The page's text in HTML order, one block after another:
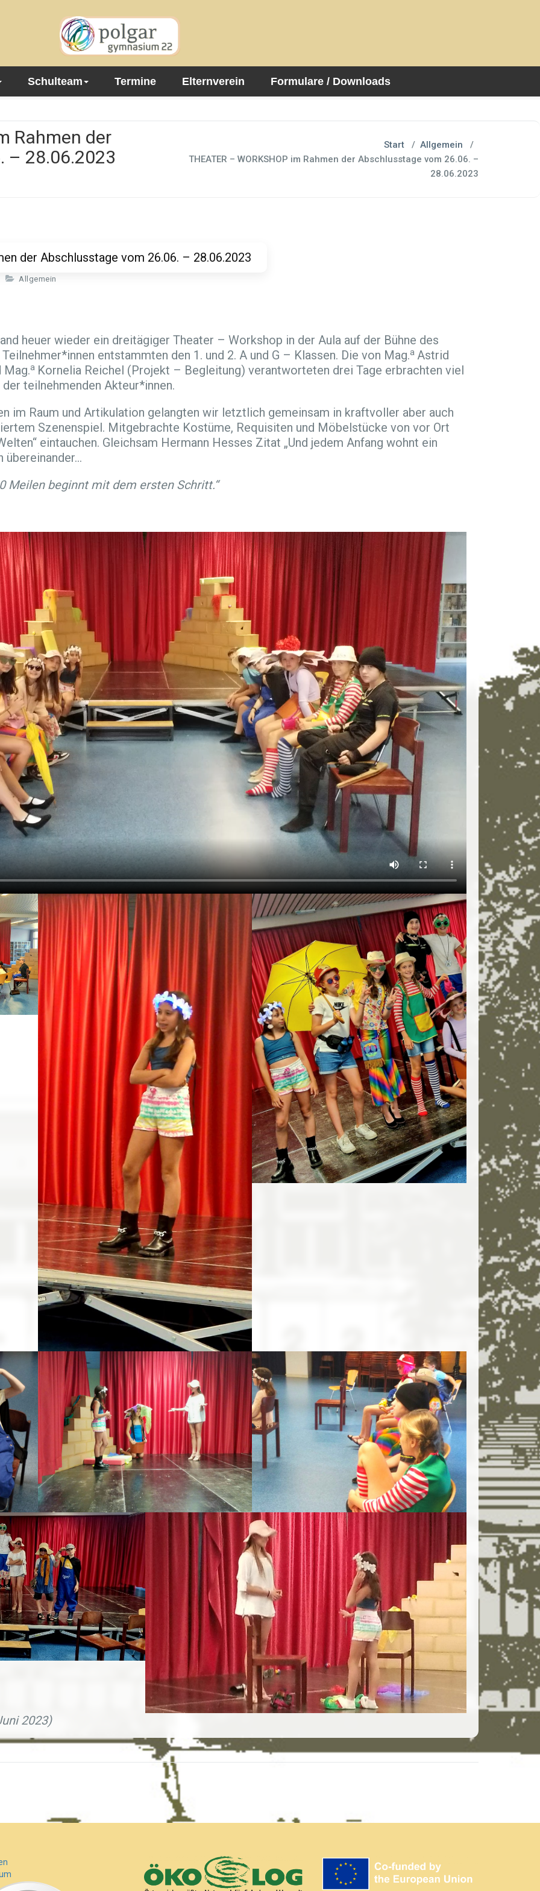
Schulteam Termine Elternverein Formulare / Downloads
Rahmen der
– 28.06.2023
Start / Allgemein /
THEATER – WORKSHOP im Rahmen der Abschlusstage vom 26.06. –
28.06.2023
der Abschlusstage vom 26.06. – 28.06.2023
Allgemein
heuer wieder ein dreitägiger Theater – Workshop in der Aula auf der Bühne des
entstammten den 1. und 2. A und G – Klassen. Die von Mag.a Astrid
Mag.a Kornelia Reichel (Projekt – Begleitung) verantworteten drei Tage erbrachten viel
teilnehmenden Akteur*innen.
im Raum und Artikulation gelangten wir letztlich gemeinsam in kraftvoller aber auch
Szenenspiel. Mitgebrachte Kostüme, Requisiten und Möbelstücke von vor Ort
eintauchen. Gleichsam Hermann Hesses Zitat „Und jedem Anfang wohnt ein
übereinander…
Meilen beginnt mit dem ersten Schritt.“
2023)